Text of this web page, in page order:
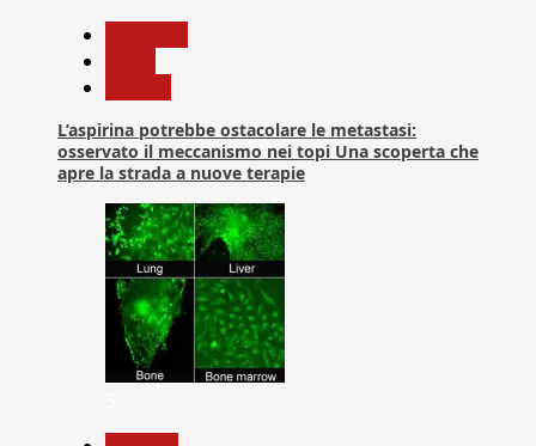
L’aspirina potrebbe ostacolare le metastasi:
osservato il meccanismo nei topi Una scoperta che
apre la strada a nuove terapie